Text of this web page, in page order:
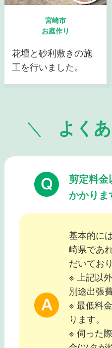
宮崎市
お庭作り
花壇と砂利敷きの施
工を行いました。
よく
剪定料
かかりま
基本的に
崎県であ
だいてお
※ 上記以
別途出張
※ 最低料
ります。
※ 伺った